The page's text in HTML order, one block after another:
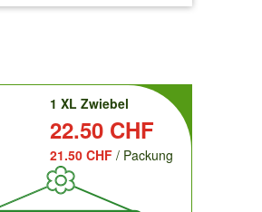
↓ ↓
1 XL Zwiebel
22.50 CHF
21.50 CHF / Packung